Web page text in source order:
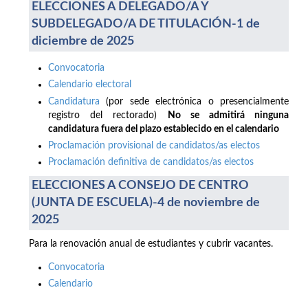
ELECCIONES A DELEGADO/A Y
SUBDELEGADO/A DE TITULACIÓN-1 de
diciembre de 2025
Convocatoria
Calendario electoral
Candidatura (por sede electrónica o presencialmente
registro del rectorado)
No se admitirá ninguna
candidatura fuera del plazo establecido en el calendario
Proclamación provisional de candidatos/as electos
Proclamación definitiva de candidatos/as electos
ELECCIONES A CONSEJO DE CENTRO
(JUNTA DE ESCUELA)-4 de noviembre de
2025
Para la renovación anual de estudiantes y cubrir vacantes.
Convocatoria
Calendario